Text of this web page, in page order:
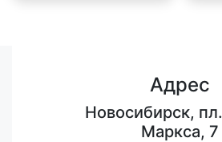
Адрес
Новосибирск,
Маркса, 7